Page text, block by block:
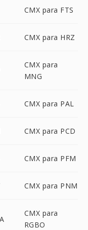
CMX para FTS
CMX para HRZ
CMX para
MNG
CMX para PAL
CMX para PCD
CMX para PFM
CMX para PNM
CMX para
RGBO